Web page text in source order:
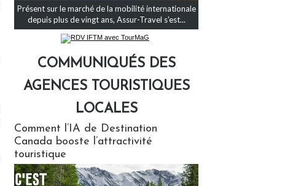
Présent sur le marché de la mobilité internationale
depuis plus de vingt ans, Assur-Travel s'est...
COMMUNIQUÉS DES
AGENCES TOURISTIQUES
LOCALES
Comment l’IA de Destination
Canada booste l’attractivité
touristique